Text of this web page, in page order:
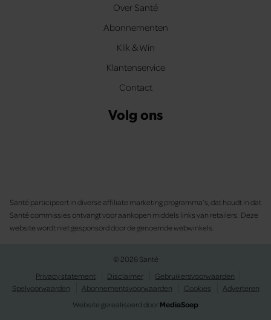
Over Santé
Abonnementen
Klik & Win
Klantenservice
Contact
Volg ons
Santé participeert in diverse affiliate marketing programma’s, dat houdt in dat
Santé commissies ontvangt voor aankopen middels links van retailers. Deze
website wordt niet gesponsord door de genoemde webwinkels.
© 2026 Santé
Privacy statement
Disclaimer
Gebruikersvoorwaarden
Spelvoorwaarden
Abonnementsvoorwaarden Cookies
Adverteren
Website gerealiseerd doorMediaSoep